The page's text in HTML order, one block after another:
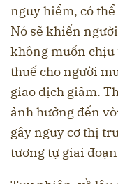
nguy hiểm, có
Nó sẽ khiến
không muốn chịu
thuế cho người
giao dịch giảm.
ảnh hưởng đến
gây nguy cơ thị
tương tự giai